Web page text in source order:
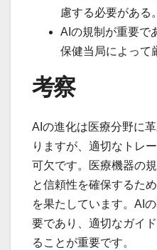
慮する必要がある。
AIの規制が重要で
保健当局によって
考察
AIの進化は医療分野に
りますが、適切なトレ
可欠です。医療機器の
と信頼性を確保するた
を果たしています。AI
要であり、適切なガイ
ることが重要です。